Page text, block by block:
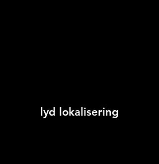
lyd lokalisering